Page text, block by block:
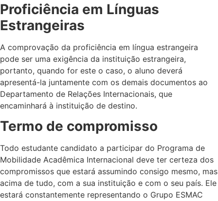
Proficiência em Línguas
Estrangeiras
A comprovação da proficiência em língua estrangeira
pode ser uma exigência da instituição estrangeira,
portanto, quando for este o caso, o aluno deverá
apresentá-la juntamente com os demais documentos ao
Departamento de Relações Internacionais, que
encaminhará à instituição de destino.
Termo de compromisso
Todo estudante candidato a participar do Programa de
Mobilidade Acadêmica Internacional deve ter certeza dos
compromissos que estará assumindo consigo mesmo, mas
acima de tudo, com a sua instituição e com o seu país. Ele
estará constantemente representando o Grupo ESMAC